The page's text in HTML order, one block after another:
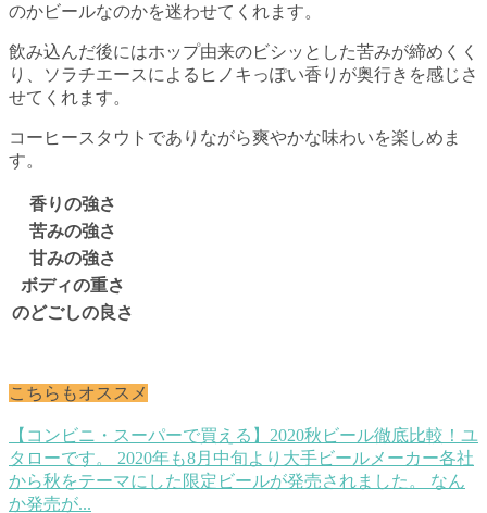
のかビールなのかを迷わせてくれます。
飲み込んだ後にはホップ由来のビシッとした苦みが締めくく
り、ソラチエースによるヒノキっぽい香りが奥行きを感じさ
せてくれます。
コーヒースタウトでありながら爽やかな味わいを楽しめま
す。
香りの強さ
苦みの強さ
甘みの強さ
ボディの重さ
のどごしの良さ
こちらもオススメ
【コンビニ・スーパーで買える】2020秋ビール徹底比較！ ユ
タローです。 2020年も8月中旬より大手ビールメーカー各社
から秋をテーマにした限定ビールが発売されました。 なん
か発売が...